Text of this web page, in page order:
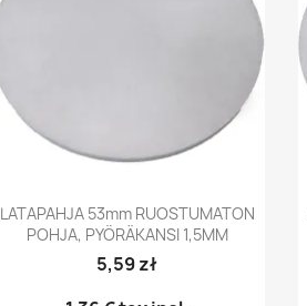
Pikakatselu
LATAPAHJA 53mm RUOSTUMATON
POHJA, PYÖRÄKANSI 1,5MM
5,59 zł